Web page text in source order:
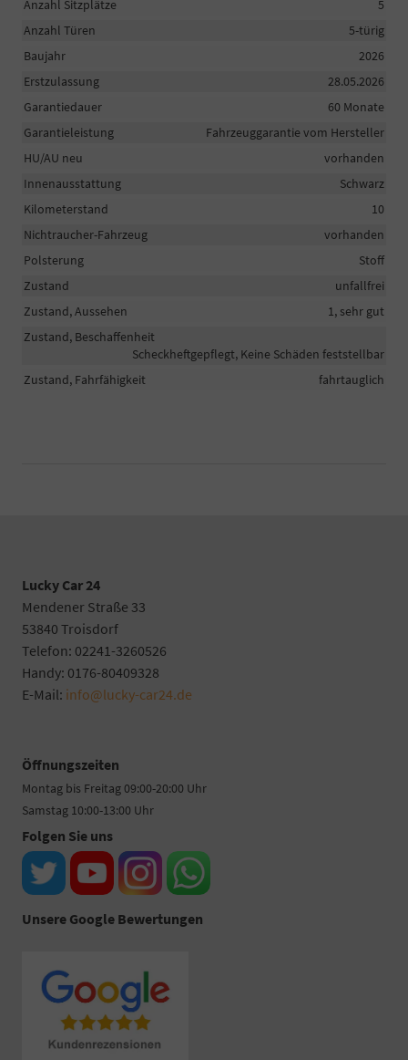
Anzahl Sitzplätze
5
Anzahl Türen
5-türig
Baujahr
2026
Erstzulassung
28.05.2026
Garantiedauer
60 Monate
Garantieleistung
Fahrzeuggarantie vom Hersteller
HU/AU neu
vorhanden
Innenausstattung
Schwarz
Kilometerstand
10
Nichtraucher-Fahrzeug
vorhanden
Polsterung
Stoff
Zustand
unfallfrei
Zustand, Aussehen
1, sehr gut
Zustand, Beschaffenheit
Scheckheftgepflegt, Keine Schäden feststellbar
Zustand, Fahrfähigkeit
fahrtauglich
Lucky Car 24
Mendener Straße 33
53840 Troisdorf
Telefon: 02241-3260526
Handy: 0176-80409328
E-Mail: info@lucky-car24.de
Öffnungszeiten
Montag bis Freitag 09:00-20:00 Uhr
Samstag 10:00-13:00 Uhr
Folgen Sie uns
Unsere Google Bewertungen